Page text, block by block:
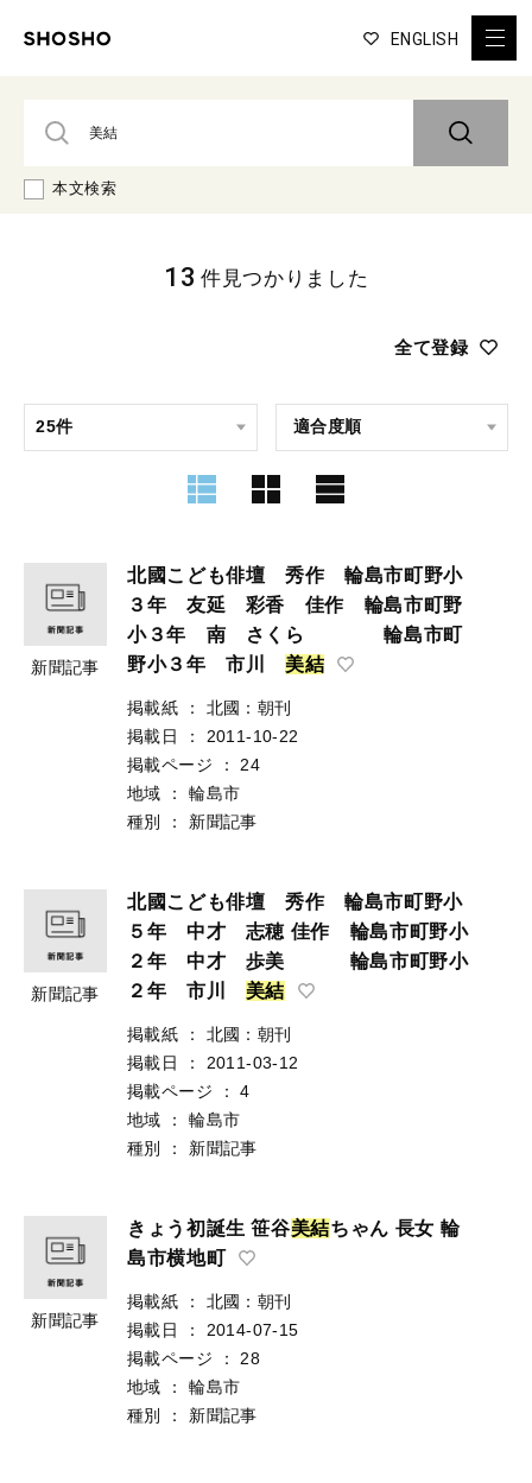
ENGLISH
本文検索
全て登録
13 件見つかりました
新聞記事
北國こども俳壇 秀作 輪島市町野小
３年 友延 彩香 佳作 輪島市町野
小３年 南 さくら 輪島市町
野小３年 市川 美結
掲載紙 ：
北國：朝刊
掲載日
：
2011-10-22
掲載ページ
：
24
地域
：
輪島市
種別
： 新聞記事
新聞記事
北國こども俳壇 秀作 輪島市町野小
５年 中才 志穂 佳作 輪島市町野小
２年 中才 歩美 輪島市町野小
２年 市川 美結
掲載紙 ：
北國：朝刊
掲載日
：
2011-03-12
掲載ページ
：
4
地域
：
輪島市
種別
： 新聞記事
新聞記事
きょう初誕生 笹谷美結ちゃん 長女 輪
島市横地町
掲載紙 ：
北國：朝刊
掲載日
：
2014-07-15
掲載ページ
：
28
地域
：
輪島市
種別
： 新聞記事